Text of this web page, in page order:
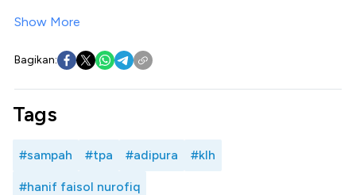
Show More
Bagikan:
Tags
#sampah #tpa #adipura #klh
#hanif faisol nurofiq